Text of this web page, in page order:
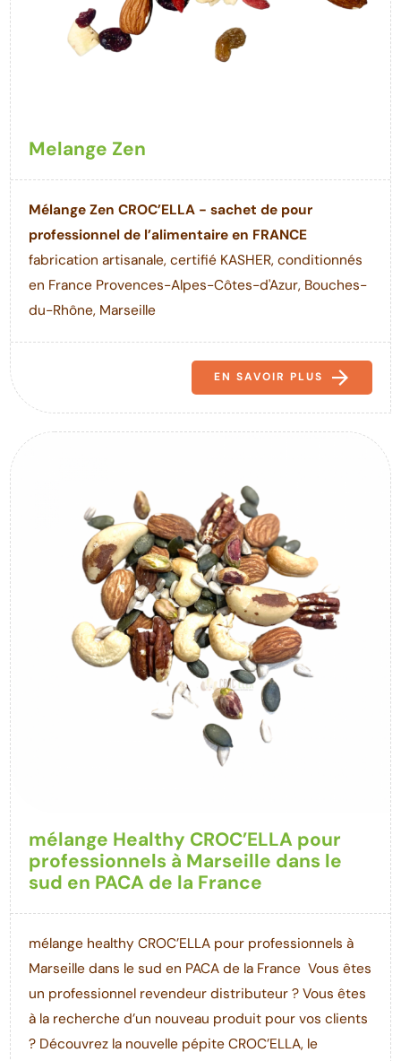
Melange Zen
Mélange Zen CROC’ELLA - sachet de pour
professionnel de l’alimentaire en FRANCE
fabrication artisanale, certifié KASHER, conditionnés
en France Provences-Alpes-Côtes-d'Azur, Bouches-
du-Rhône, Marseille
EN SAVOIR PLUS
mélange Healthy CROC’ELLA pour
professionnels à Marseille dans le
sud en PACA de la France
mélange healthy CROC’ELLA pour professionnels à
Marseille dans le sud en PACA de la France Vous êtes
un professionnel revendeur distributeur ? Vous êtes
à la recherche d’un nouveau produit pour vos clients
? Découvrez la nouvelle pépite CROC’ELLA, le